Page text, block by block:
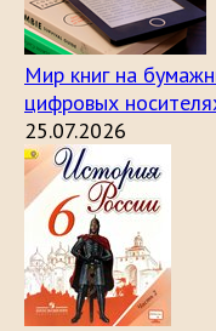
Мир книг на
цифровых
25.07.2026